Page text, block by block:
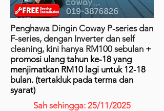
Penghawa Dingin Coway P-series dan
F-series, dengan Inverter dan self
cleaning, kini hanya RM100 sebulan +
promosi ulang tahun ke-18 yang
menjimatkan RM10 lagi untuk 12-18
bulan. (tertakluk pada terma dan
syarat)
Sah sehingga: 25/11/2025